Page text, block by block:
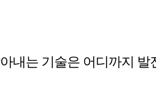
내는 기술은 어디까지